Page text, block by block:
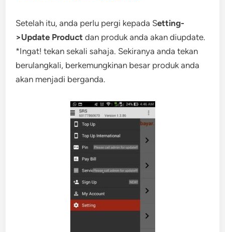
Setelah itu, anda perlu pergi kepada Setting-
>Update Product dan produk anda akan diupdate.
*Ingat! tekan sekali sahaja. Sekiranya anda tekan
berulangkali, berkemungkinan besar produk anda
akan menjadi berganda.